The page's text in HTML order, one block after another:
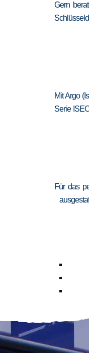
Gern
Mit Argo
Serie
Für das